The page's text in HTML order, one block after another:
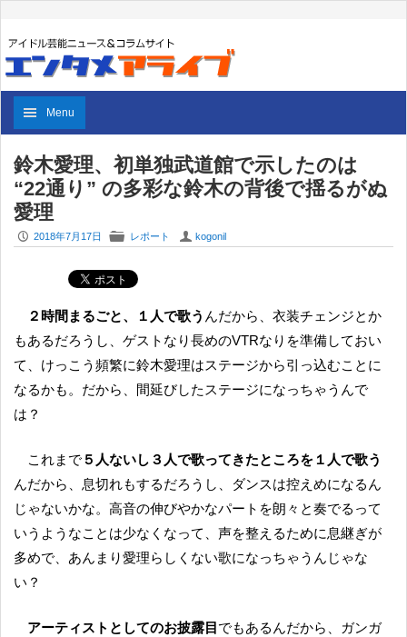
Menu
鈴木愛理、初単独武道館で示したのは
“22通り” の多彩な鈴木の背後で揺るがぬ
愛理
P 2018年7月17日 F レポート U kogonil
２時間まるごと、１人で歌う んだから、衣装チェンジとか
もあるだろうし、ゲストなり長めのVTRなりを準備しておい
て、けっこう頻繁に鈴木愛理はステージから引っ込むことに
なるかも。だから、間延びしたステージになっちゃうんで
は？
これまで５人ないし３人で歌ってきたところを１人で歌う
んだから、息切れもするだろうし、ダンスは控えめになるん
じゃないかな。高音の伸びやかなパートを朗々と奏でるって
いうようなことは少なくなって、声を整えるために息継ぎが
多めで、あんまり愛理らしくない歌になっちゃうんじゃな
い？
アーティストとしてのお披露目 でもあるんだから、ガンガ